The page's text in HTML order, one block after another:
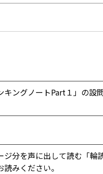
ングノートPart１」の設
分を声に出して読む「輪
みください。